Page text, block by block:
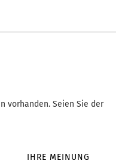
vorhanden. Seien Sie der
IHRE MEINUNG